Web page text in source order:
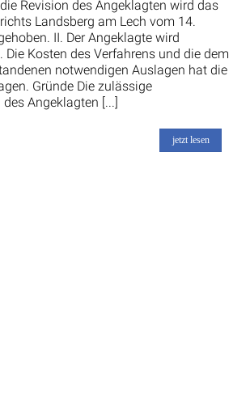
Revision des Angeklagten wird das
Landsberg am Lech vom 14.
II. Der Angeklagte wird
Die Kosten des Verfahrens und die dem
notwendigen Auslagen hat die
Gründe Die zulässige
Angeklagten [...]
jetzt lesen